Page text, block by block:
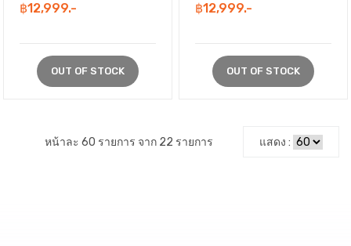
฿12,999.-
OUT OF STOCK
฿12,999.-
OUT OF STOCK
หน้าละ 60 รายการ จาก 22 รายการ แสดง :